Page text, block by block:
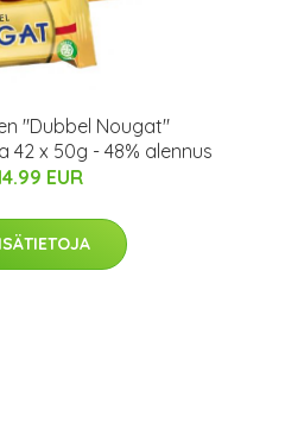
"Dubbel Nougat"
42 x 50g - 48% alennus
EUR